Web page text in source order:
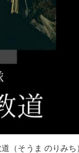
（そうま のりみ